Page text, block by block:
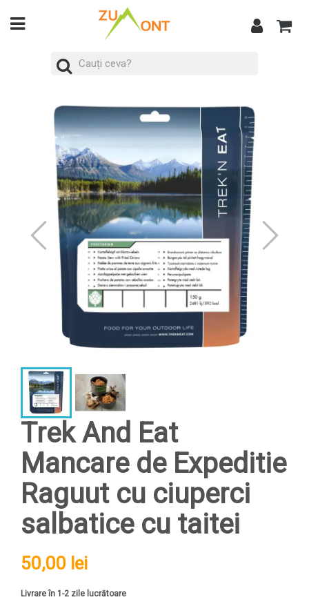
Trek And Eat
Mancare de Expeditie
Raguut cu ciuperci
salbatice cu taitei
50,00 lei
Livrare în 1-2 zile lucrătoare